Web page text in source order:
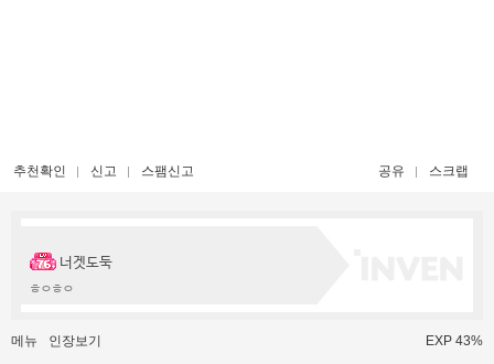
추천확인 신고 스팸신고 공유 스크랩
너겟도둑
ㅎㅇㅎㅇ
메뉴 인장보기 EXP 43%